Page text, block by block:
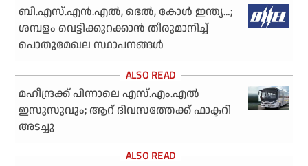
ബി.എസ്.എന്‍.എല്‍, ഭെല്‍, കോള്‍ ഇന്ത്യ…;
ശമ്പളം വെട്ടിക്കുറക്കാന്‍ തീരുമാനിച്ച്
പൊതുമേഖല സ്ഥാപനങ്ങള്‍
മഹീന്ദ്രക്ക് പിന്നാലെ എസ്.എം.എല്‍
ഇസുസുവും; ആറ് ദിവസത്തേക്ക് ഫാക്ടറി
അടച്ചു